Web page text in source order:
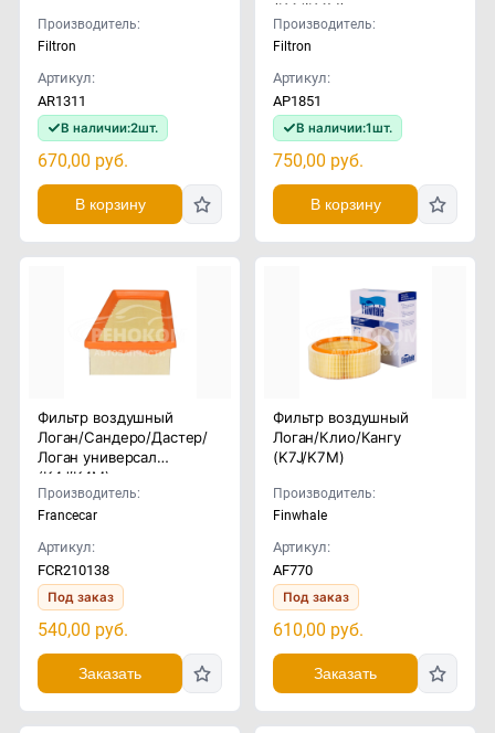
Производитель:
Filtron
Артикул:
AR1311
В наличии:2шт.
670,00 руб.
В корзину
(K4J/K4M)
Производитель:
Filtron
Артикул:
AP1851
В наличии:1шт.
750,00 руб.
В корзину
Фильтр воздушный
Логан/Сандеро/Дастер/
Логан универсал
(K4J/K4M)
Производитель:
Francecar
Артикул:
FCR210138
Под заказ
540,00 руб.
Заказать
Фильтр воздушный
Логан/Клио/Кангу
(K7J/K7M)
Производитель:
Finwhale
Артикул:
AF770
Под заказ
610,00 руб.
Заказать